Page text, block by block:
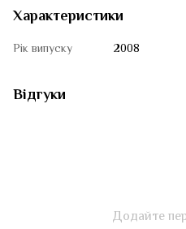
Характеристики
Рік випуску 2008
Відгуки
Додайте